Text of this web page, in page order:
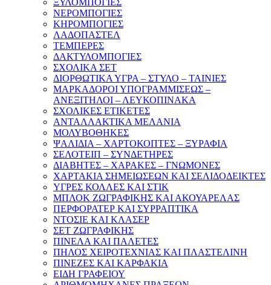
ΞΥΛΟΜΠΟΓΙΕΣ
ΝΕΡΟΜΠΟΓΙΕΣ
ΚΗΡΟΜΠΟΓΙΕΣ
ΛΑΔΟΠΑΣΤΕΛ
ΤΕΜΠΕΡΕΣ
ΔΑΚΤΥΛΟΜΠΟΓΙΕΣ
ΣΧΟΛΙΚΑ ΣΕΤ
ΔΙΟΡΘΩΤΙΚΑ ΥΓΡΑ – ΣΤΥΛΟ – ΤΑΙΝΙΕΣ
ΜΑΡΚΑΔΟΡΟΙ ΥΠΟΓΡΑΜΜΙΣΕΩΣ –
ΑΝΕΞΙΤΗΛΟΙ – ΛΕΥΚΟΠΙΝΑΚΑ
ΣΧΟΛΙΚΕΣ ΕΤΙΚΕΤΕΣ
ΑΝΤΑΛΛΑΚΤΙΚΑ ΜΕΛΑΝΙΑ
ΜΟΛΥΒΟΘΗΚΕΣ
ΨΑΛΙΔΙΑ – ΧΑΡΤΟΚΟΠΤΕΣ – ΞΥΡΑΦΙΑ
ΣΕΛΟΤΕΙΠ – ΣΥΝΔΕΤΗΡΕΣ
ΔΙΑΒΗΤΕΣ – ΧΑΡΑΚΕΣ – ΓΝΩΜΟΝΕΣ
ΧΑΡΤΑΚΙΑ ΣΗΜΕΙΩΣΕΩΝ ΚΑΙ ΣΕΛΙΔΟΔΕΙΚΤΕΣ
ΥΓΡΕΣ ΚΟΛΛΕΣ ΚΑΙ ΣΤΙΚ
ΜΠΛΟΚ ΖΩΓΡΑΦΙΚΗΣ ΚΑΙ ΑΚΟΥΑΡΕΛΑΣ
ΠΕΡΦΟΡΑΤΕΡ ΚΑΙ ΣΥΡΡΑΠΤΙΚΑ
ΝΤΟΣΙΕ ΚΑΙ ΚΛΑΣΕΡ
ΣΕΤ ΖΩΓΡΑΦΙΚΗΣ
ΠΙΝΕΛΑ ΚΑΙ ΠΑΛΕΤΕΣ
ΠΗΛΟΣ ΧΕΙΡΟΤΕΧΝΙΑΣ ΚΑΙ ΠΛΑΣΤΕΛΙΝΗ
ΠΙΝΕΖΕΣ ΚΑΙ ΚΑΡΦΑΚΙΑ
ΕΙΔΗ ΓΡΑΦΕΙΟΥ